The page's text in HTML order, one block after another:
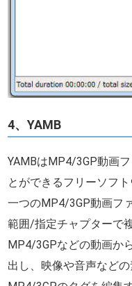
4、YAMB
YAMBはMP4/3GP動画
とができるフリーソフ
一つのMP4/3GP動画フ
範囲/指定チャプターで
MP4/3GPなどの動画か
出し、映像や音声など